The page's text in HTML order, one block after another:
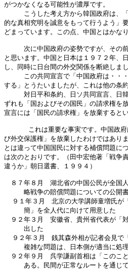
がつかなくなる可能性が濃厚です。
こうした考え方から韓国政府は、「
的な真相究明を誠意をもって行うよう」
どまっています。この点、中国とはかな
次に中国政府の姿勢ですが、その前
と思います。中国と日本は１９７２年、
し、同時に日台間の外交関係を断絶しまし
この共同宣言で「中国政府は・・・
する」とうたいましたが、これは他の条
対日平和条約、日ソ共同宣言、日韓
ずれも「国およびその国民」の請求権を
宣言には「国民の請求権」を放棄すると
これは重要な事実です。中国政
び外交保護権」を放棄したわけではあり
とは違って中国国民に対する補償問題に
は次のとおりです。（田中宏他著「戦争
違うか」朝日選書、１９９４）
８７年８月　湖北省の中国公民が全国
略戦争の賠償問題についての公開書
９１年３月　北京の大学講師童増氏が
簡」を全人代に向けて用意した
９２年３月　安徽省、貴州省代表が「
出した
９２年３月　銭其森外相が記者会見で
複雑な問題は、日本側が適当に処理
９２年９月　呉学謙副首相は「このこ
ある。民間が正常なルートを通じて